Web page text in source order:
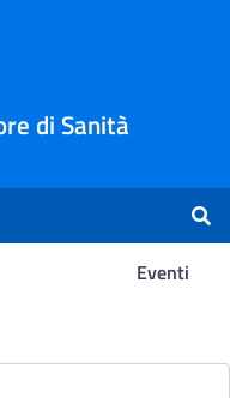
di Sanità
Eventi
-